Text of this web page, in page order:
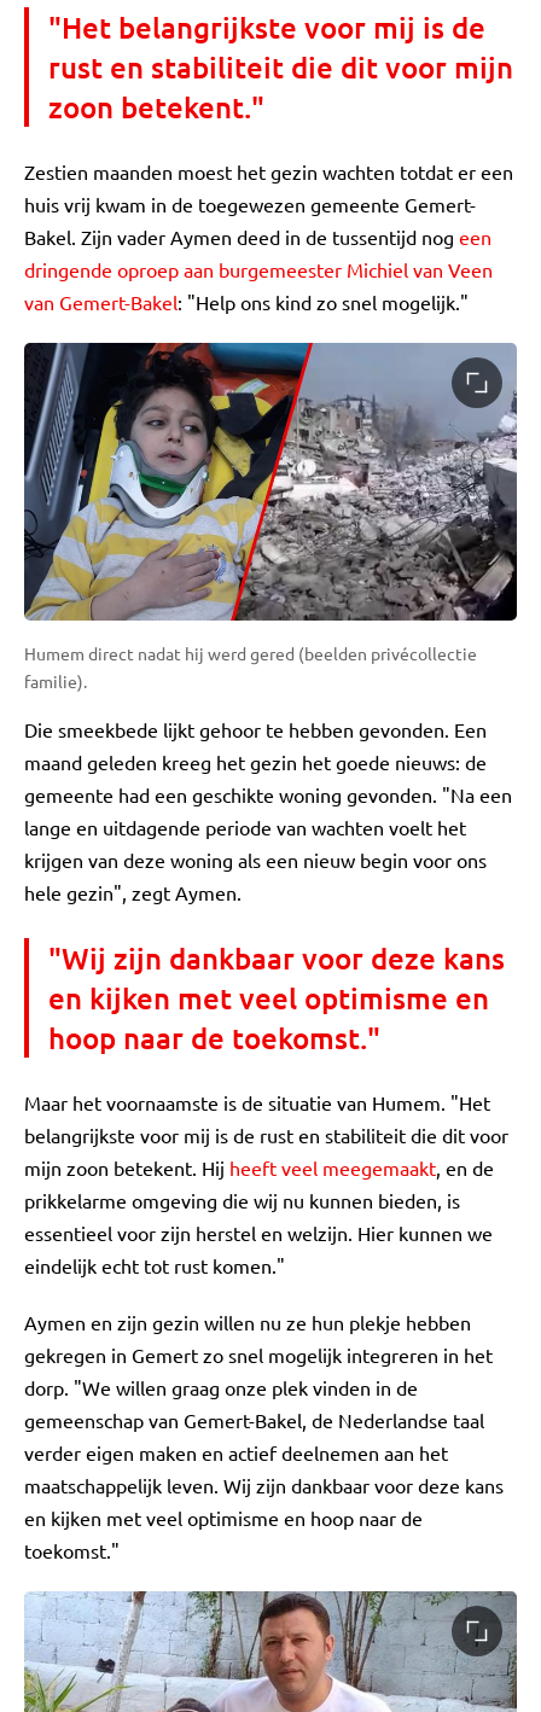
"Het belangrijkste voor mij is de
rust en stabiliteit die dit voor mijn
zoon betekent."
Zestien maanden moest het gezin wachten totdat er een
huis vrij kwam in de toegewezen gemeente Gemert-
Bakel. Zijn vader Aymen deed in de tussentijd nog een
dringende oproep aan burgemeester Michiel van Veen
van Gemert-Bakel: "Help ons kind zo snel mogelijk."
Humem direct nadat hij werd gered (beelden privécollectie
familie).
Die smeekbede lijkt gehoor te hebben gevonden. Een
maand geleden kreeg het gezin het goede nieuws: de
gemeente had een geschikte woning gevonden. "Na een
lange en uitdagende periode van wachten voelt het
krijgen van deze woning als een nieuw begin voor ons
hele gezin", zegt Aymen.
"Wij zijn dankbaar voor deze kans
en kijken met veel optimisme en
hoop naar de toekomst."
Maar het voornaamste is de situatie van Humem. "Het
belangrijkste voor mij is de rust en stabiliteit die dit voor
mijn zoon betekent. Hij heeft veel meegemaakt , en de
prikkelarme omgeving die wij nu kunnen bieden, is
essentieel voor zijn herstel en welzijn. Hier kunnen we
eindelijk echt tot rust komen."
Aymen en zijn gezin willen nu ze hun plekje hebben
gekregen in Gemert zo snel mogelijk integreren in het
dorp. "We willen graag onze plek vinden in de
gemeenschap van Gemert-Bakel, de Nederlandse taal
verder eigen maken en actief deelnemen aan het
maatschappelijk leven. Wij zijn dankbaar voor deze kans
en kijken met veel optimisme en hoop naar de
toekomst."